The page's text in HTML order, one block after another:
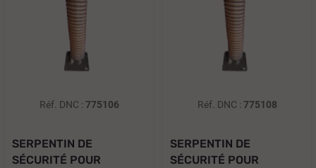
Réf. DNC : 775106
SERPENTIN DE
SÉCURITÉ POUR
Réf. DNC : 775108
SERPENTIN DE
SÉCURITÉ POUR